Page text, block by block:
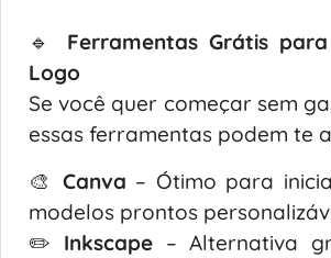
🔹 Ferramentas Grátis
Logo
Se você quer começar sem
essas ferramentas podem te
🎨 Canva – Ótimo para
modelos prontos
✏️ Inkscape– Alternativa